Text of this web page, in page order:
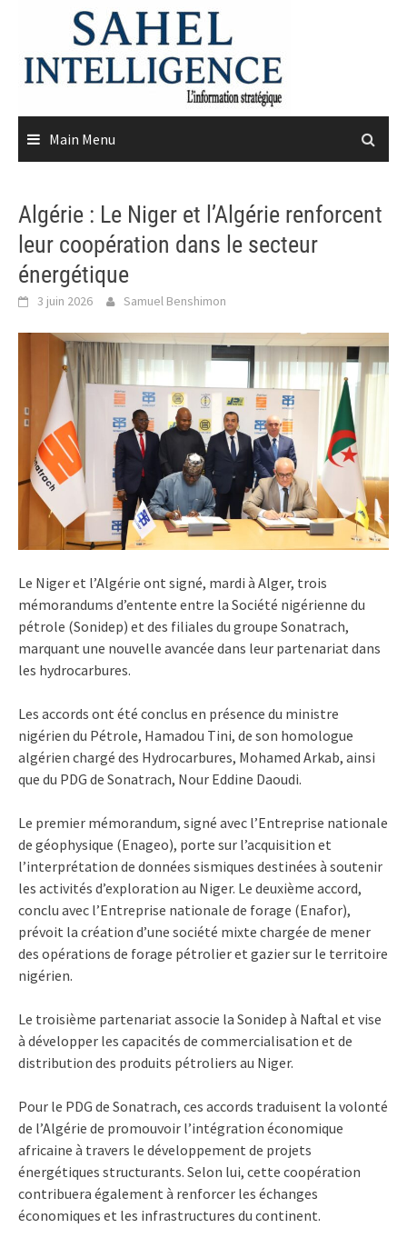
content
Main Menu
Algérie : Le Niger et l’Algérie renforcent
leur coopération dans le secteur
énergétique
3 juin 2026 Samuel Benshimon
Le Niger et l’Algérie ont signé, mardi à Alger, trois
mémorandums d’entente entre la Société nigérienne du
pétrole (Sonidep) et des filiales du groupe Sonatrach,
marquant une nouvelle avancée dans leur partenariat dans
les hydrocarbures.
Les accords ont été conclus en présence du ministre
nigérien du Pétrole, Hamadou Tini, de son homologue
algérien chargé des Hydrocarbures, Mohamed Arkab, ainsi
que du PDG de Sonatrach, Nour Eddine Daoudi.
Le premier mémorandum, signé avec l’Entreprise nationale
de géophysique (Enageo), porte sur l’acquisition et
l’interprétation de données sismiques destinées à soutenir
les activités d’exploration au Niger. Le deuxième accord,
conclu avec l’Entreprise nationale de forage (Enafor),
prévoit la création d’une société mixte chargée de mener
des opérations de forage pétrolier et gazier sur le territoire
nigérien.
Le troisième partenariat associe la Sonidep à Naftal et vise
à développer les capacités de commercialisation et de
distribution des produits pétroliers au Niger.
Pour le PDG de Sonatrach, ces accords traduisent la volonté
de l’Algérie de promouvoir l’intégration économique
africaine à travers le développement de projets
énergétiques structurants. Selon lui, cette coopération
contribuera également à renforcer les échanges
économiques et les infrastructures du continent.